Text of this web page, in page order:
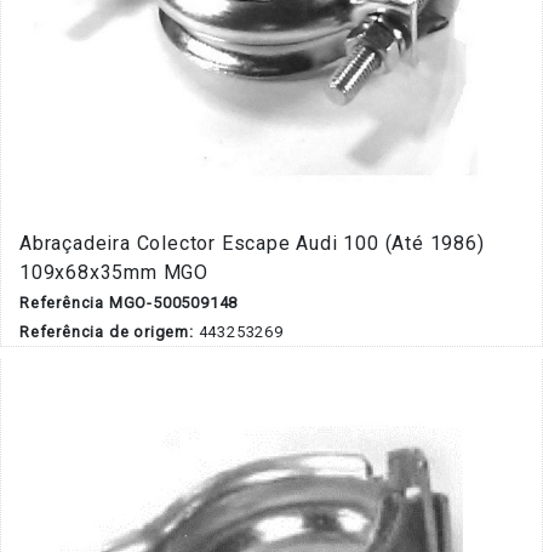
Abraçadeira Colector Escape Audi 100 (Até 1986)
109x68x35mm MGO
Referência MGO-500509148
Referência de origem: 443253269